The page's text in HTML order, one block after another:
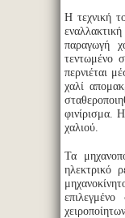
Η τεχνική
παραγωγή
τεντωμένο
περνιέται
χαλί
φινίρισμα.
χαλιού.
Τα
ηλεκτρικό